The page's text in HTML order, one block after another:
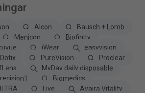
Alcon
Bausch + Lomb
Menicon
Biofinity
iWear
easyvision
PureVision
Proclear
MyDay daily disposable
Biomedics
Live
Avaira Vitality